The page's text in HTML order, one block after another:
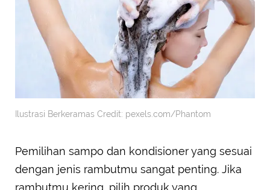
Ilustrasi Berkeramas Credit: pexels.com/Phantom
Pemilihan sampo dan kondisioner yang sesuai
dengan jenis rambutmu sangat penting. Jika
rambutmu kering, pilih produk yang